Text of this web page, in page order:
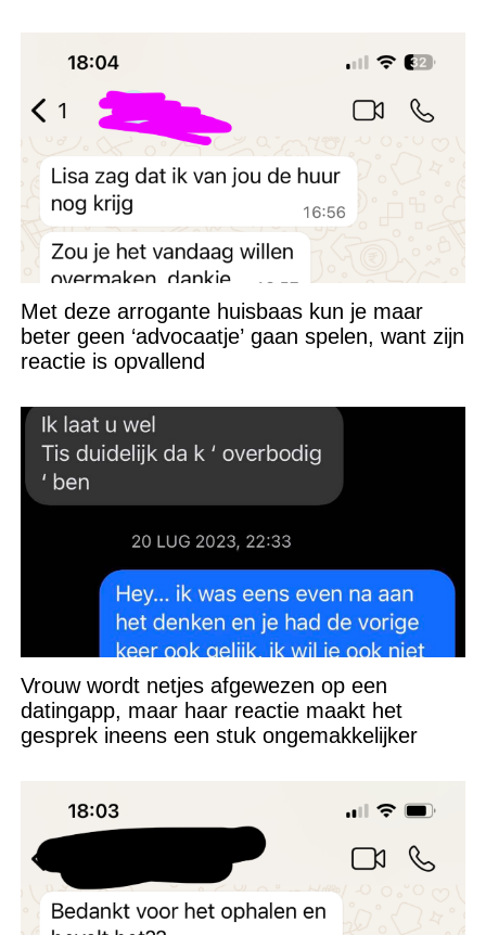
Met deze arrogante huisbaas kun je maar
beter geen ‘advocaatje’ gaan spelen, want zijn
reactie is opvallend
Vrouw wordt netjes afgewezen op een
datingapp, maar haar reactie maakt het
gesprek ineens een stuk ongemakkelijker